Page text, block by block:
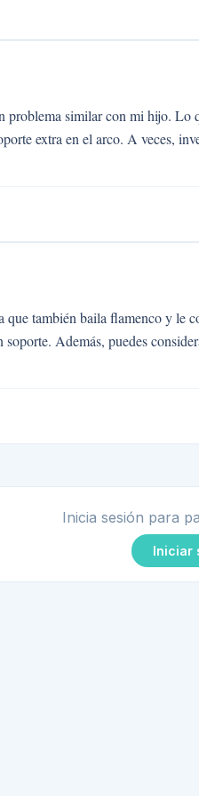
problema similar con mi hijo.
extra en el arco. A veces,
también baila flamenco y le
soporte. Además, puedes
Inicia sesión para
Iniciar